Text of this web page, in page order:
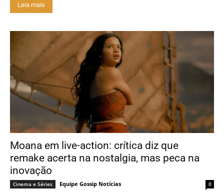
Leia mais
Moana em live-action: crítica diz que
remake acerta na nostalgia, mas peca na
inovação
Cinema e Séries Equipe Gossip Notícias 0